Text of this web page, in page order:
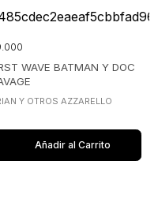
.000
WAVE BATMAN Y DOC
Y OTROS AZZARELLO
Añadir al Carrito